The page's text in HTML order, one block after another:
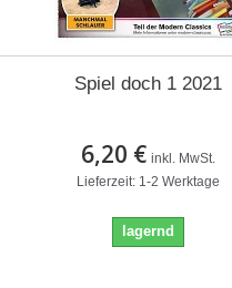
Spiel doch 1 2021
6,20 € inkl. MwSt.
Lieferzeit: 1-2 Werktage
lagernd